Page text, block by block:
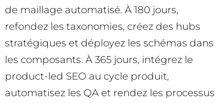
de maillage automatisé. À 180 jours,
refondez les taxonomies, créez des hubs
stratégiques et déployez les schémas dans
les composants. À 365 jours, intégrez le
product-led SEO au cycle produit,
automatisez les QA et rendez les processus